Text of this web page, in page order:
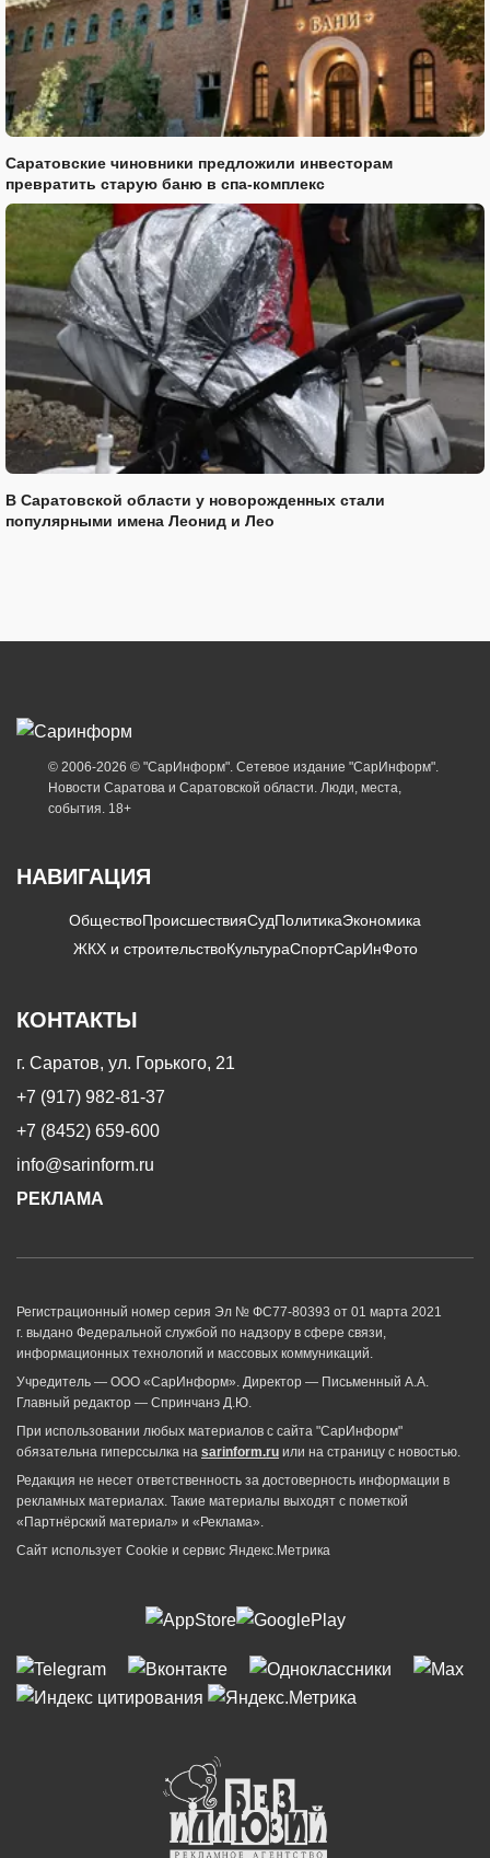
Саратовские чиновники предложили инвесторам
превратить старую баню в спа-комплекс
В Саратовской области у новорожденных стали
популярными имена Леонид и Лео
© 2006-2026 © "СарИнформ". Сетевое издание "СарИнформ".
Новости Саратова и Саратовской области. Люди, места,
события. 18+
НАВИГАЦИЯ
ОбществоПроисшествияСудПолитикаЭкономика
ЖКХ и строительствоКультураСпортСарИнФото
КОНТАКТЫ
г. Саратов, ул. Горького, 21
+7 (917) 982-81-37
+7 (8452) 659-600
info@sarinform.ru
РЕКЛАМА
Регистрационный номер серия Эл № ФС77-80393 от 01 марта 2021
г. выдано Федеральной службой по надзору в сфере связи,
информационных технологий и массовых коммуникаций.
Учредитель — ООО «СарИнформ». Директор — Письменный А.А.
Главный редактор — Спринчанэ Д.Ю.
При использовании любых материалов с сайта "СарИнформ"
обязательна гиперссылка на sarinform.ru или на страницу с новостью.
Редакция не несет ответственность за достоверность информации в
рекламных материалах. Такие материалы выходят с пометкой
«Партнёрский материал» и «Реклама».
Сайт использует Cookie и сервиc Яндекс.Метрика